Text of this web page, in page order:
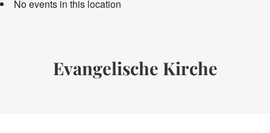
No events in this location
Evangelische Kirche